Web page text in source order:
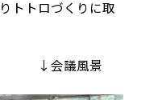
トトロづくりに取
景